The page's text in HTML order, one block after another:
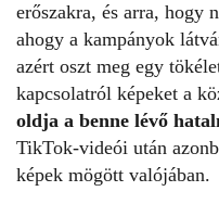
erőszakra, és arra, hogy
ahogy a kampányok
azért oszt meg egy
kapcsolatról képeket a
oldja a benne lévő
TikTok-videói után
képek mögött valójában.